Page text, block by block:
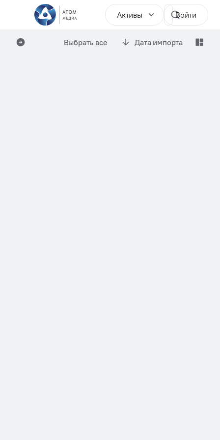
Активы Войти
Выбрать все Дата импорта